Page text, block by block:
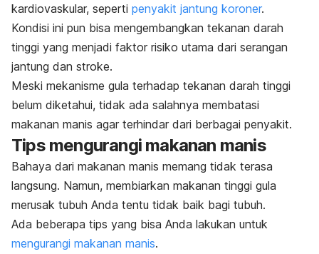
kardiovaskular, seperti penyakit jantung koroner.
Kondisi ini pun bisa mengembangkan tekanan darah
tinggi yang menjadi faktor risiko utama dari serangan
jantung dan stroke.
Meski mekanisme gula terhadap tekanan darah tinggi
belum diketahui, tidak ada salahnya membatasi
makanan manis agar terhindar dari berbagai penyakit.
Tips mengurangi makanan manis
Bahaya dari makanan manis memang tidak terasa
langsung. Namun, membiarkan makanan tinggi gula
merusak tubuh Anda tentu tidak baik bagi tubuh.
Ada beberapa tips yang bisa Anda lakukan untuk
mengurangi makanan manis.